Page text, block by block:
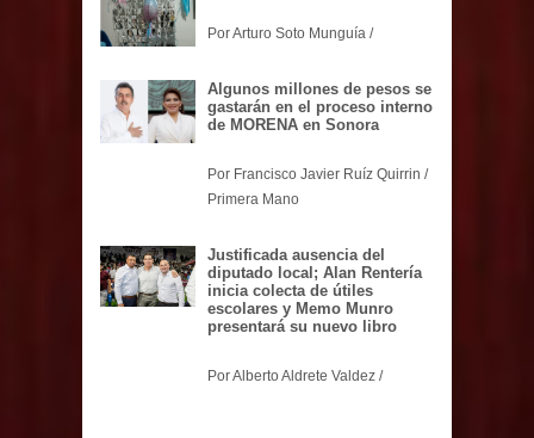
Por Arturo Soto Munguía /
Algunos millones de pesos se
gastarán en el proceso interno
de MORENA en Sonora
Por Francisco Javier Ruíz Quirrin /
Primera Mano
Justificada ausencia del
diputado local; Alan Rentería
inicia colecta de útiles
escolares y Memo Munro
presentará su nuevo libro
Por Alberto Aldrete Valdez /